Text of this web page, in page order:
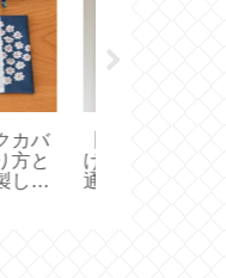
誕生
ンドル